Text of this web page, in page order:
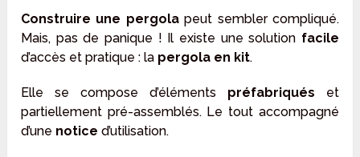
Construire une pergolapeut sembler compliqué.
Mais, pas de panique ! Il existe une solution facile
d’accès et pratique : la pergola en kit.
Elle se compose d’éléments préfabriqués et
partiellement pré-assemblés. Le tout accompagné
d’une notice d’utilisation.